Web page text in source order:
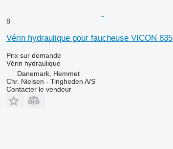
8
Vérin hydraulique pour faucheuse VICON 835
Prix sur demande
Vérin hydraulique
Danemark, Hemmet
Chr. Nielsen - Tingheden A/S
Contacter le vendeur